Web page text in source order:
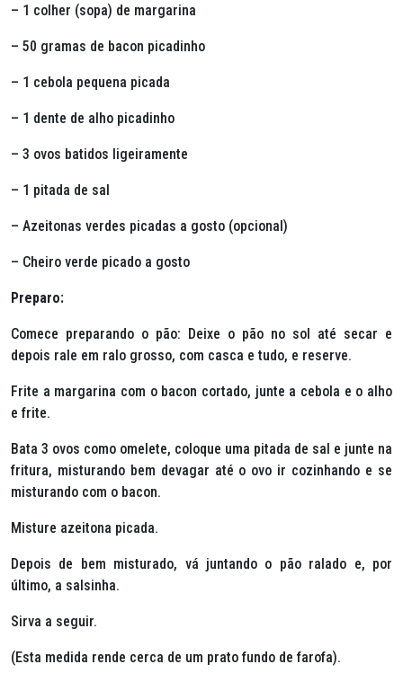
– 1 colher (sopa) de margarina
– 50 gramas de bacon picadinho
– 1 cebola pequena picada
– 1 dente de alho picadinho
– 3 ovos batidos ligeiramente
– 1 pitada de sal
– Azeitonas verdes picadas a gosto (opcional)
– Cheiro verde picado a gosto
Preparo:
Comece preparando o pão: Deixe o pão no sol até secar e
depois rale em ralo grosso, com casca e tudo, e reserve.
Frite a margarina com o bacon cortado, junte a cebola e o alho
e frite.
Bata 3 ovos como omelete, coloque uma pitada de sal e junte na
fritura, misturando bem devagar até o ovo ir cozinhando e se
misturando com o bacon.
Misture azeitona picada.
Depois de bem misturado, vá juntando o pão ralado e, por
último, a salsinha.
Sirva a seguir.
(Esta medida rende cerca de um prato fundo de farofa).